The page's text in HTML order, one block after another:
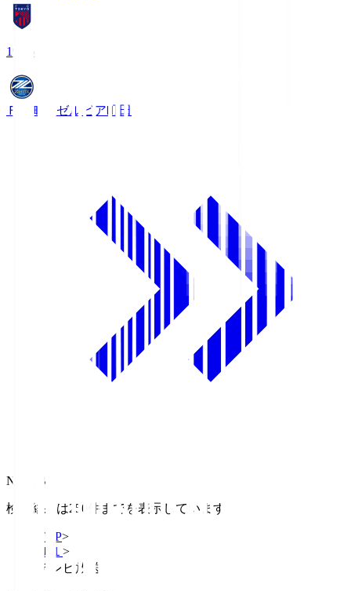
19:06
ＦＣ町田ゼルビア町田
NHK BS
検索結果は250件までを表示しています
TOP>
Ｊ１ >
テレビ放送